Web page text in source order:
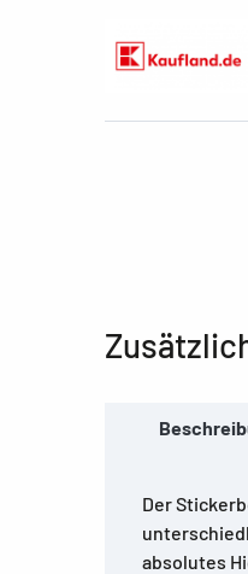
Der
absolutes